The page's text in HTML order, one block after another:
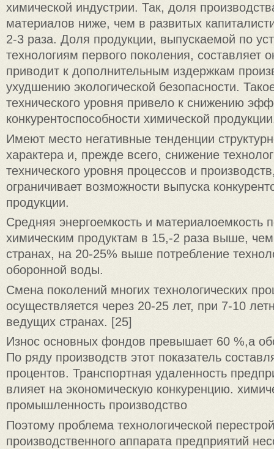
химической индустрии. Так, доля
материалов ниже, чем в развитых
2-3 раза. Доля продукции, выпускаемой по
технологиям первого поколения, составляет
приводит к дополнительным издержкам
ухудшению экологической безопасности.
технического уровня привело к снижению
конкурентоспособности химической
Имеют место негативные тенденции
характера и, прежде всего, снижение
технического уровня процессов и
ограничивает возможности выпуска
продукции.
Средняя энергоемкость и материалоемкость
химическим продуктам в 15,-2 раза выше,
странах, на 20-25% выше потребление
оборонной воды.
Смена поколений многих технологических
осуществляется через 20-25 лет, при 7-10
ведущих странах. [25]
Износ основных фондов превышает 60 %,а
По ряду производств этот показатель
процентов. Транспортная удаленность
влияет на экономическую конкуренцию.
промышленность производство
Поэтому проблема технологической
производственного аппарата предприятий